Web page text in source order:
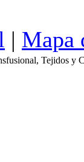
| Mapa
Tejidos y